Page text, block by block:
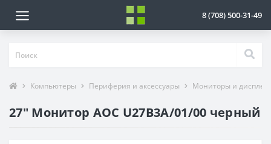
8 (708) 500-31-49
Компьютеры Периферия и аксессуары Мониторы и дисплеи
27" Монитор AOC U27B3A/01/00 черный